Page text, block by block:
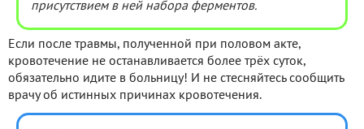
присутствием в ней набора ферментов.
Если после травмы, полученной при половом акте,
кровотечение не останавливается более трёх суток,
обязательно идите в больницу! И не стесняйтесь сообщить
врачу об истинных причинах кровотечения.